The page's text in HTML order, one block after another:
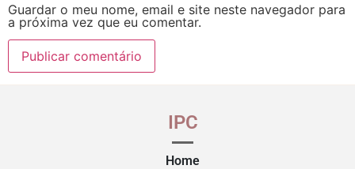
Guardar o meu nome, email e site neste navegador para
a próxima vez que eu comentar.
IPC
Home